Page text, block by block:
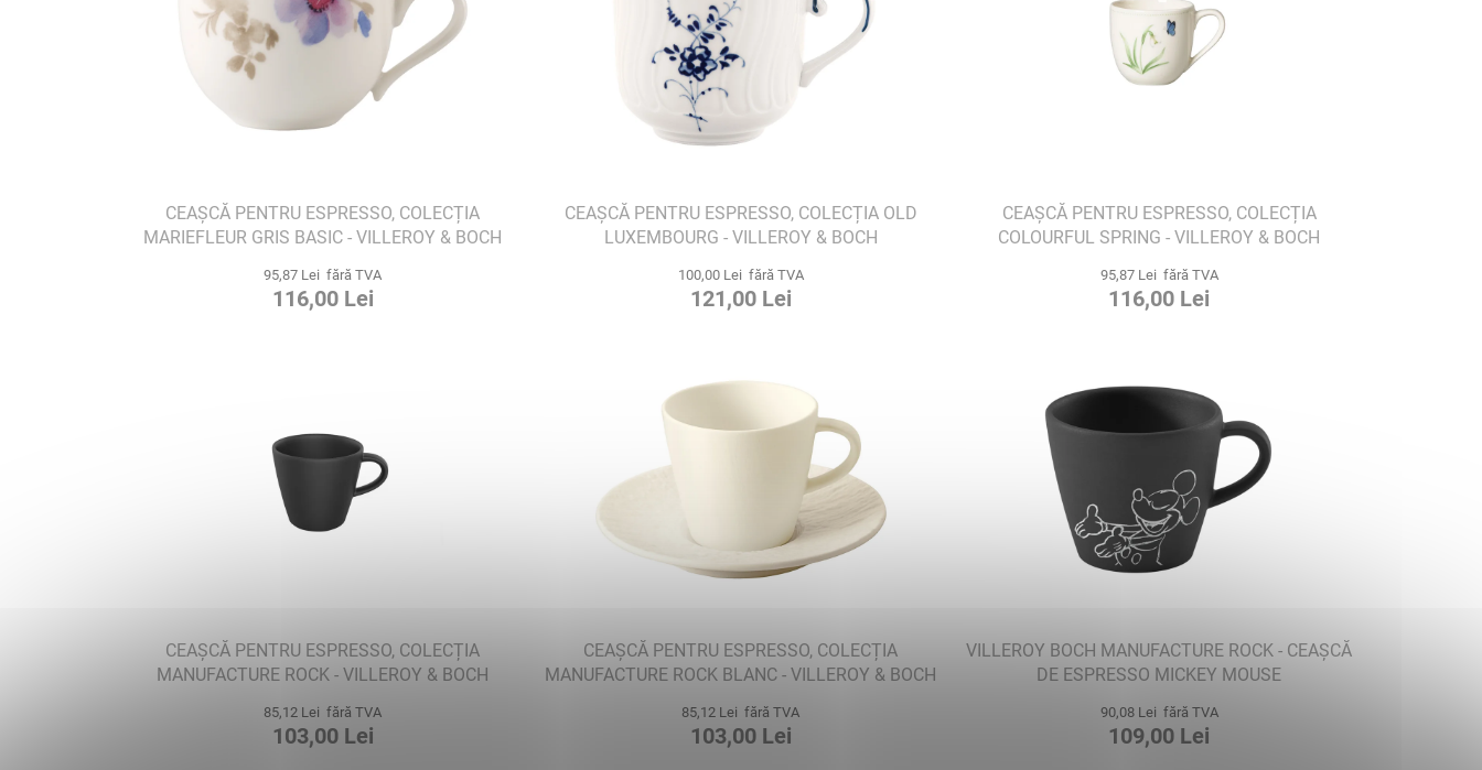
CEAȘCĂ PENTRU ESPRESSO, COLECȚIA
MARIEFLEUR GRIS BASIC - VILLEROY & BOCH
95,87 Lei fără TVA
116,00 Lei
CEAȘCĂ PENTRU ESPRESSO, COLECȚIA OLD
LUXEMBOURG - VILLEROY & BOCH
100,00 Lei fără TVA
121,00 Lei
CEAȘCĂ PENTRU ESPRESSO, COLECȚIA
COLOURFUL SPRING - VILLEROY & BOCH
95,87 Lei fără TVA
116,00 Lei
CEAȘCĂ PENTRU ESPRESSO, COLECȚIA
MANUFACTURE ROCK - VILLEROY & BOCH
85,12 Lei fără TVA
103,00 Lei
CEAȘCĂ PENTRU ESPRESSO, COLECȚIA
MANUFACTURE ROCK BLANC - VILLEROY & BOCH
85,12 Lei fără TVA
103,00 Lei
VILLEROY BOCH MANUFACTURE ROCK - CEAȘCĂ
DE ESPRESSO MICKEY MOUSE
90,08 Lei fără TVA
109,00 Lei